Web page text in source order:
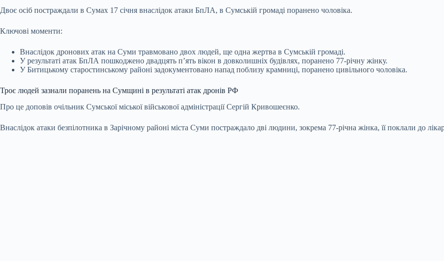
Двоє осіб постраждали в Сумах 17 січня внаслідок атаки БпЛА, в Сумській громаді поранено чоловіка.
Ключові моменти:
Внаслідок дронових атак на Суми травмовано двох людей, ще одна жертва в Сумській громаді.
У результаті атак БпЛА пошкоджено двадцять п’ять вікон в довколишніх будівлях, поранено 77-річну жінку.
У Битицькому старостинському районі задокументовано напад поблизу крамниці, поранено цивільного чоловіка.
Троє людей зазнали поранень на Сумщині в результаті атак дронів РФ
Про це доповів очільник Сумської міської військової адміністрації Сергій Кривошеєнко.
Внаслідок атаки безпілотника в Зарічному районі міста Суми постраждало дві людини, зокрема 77-річна жінка, її поклали до